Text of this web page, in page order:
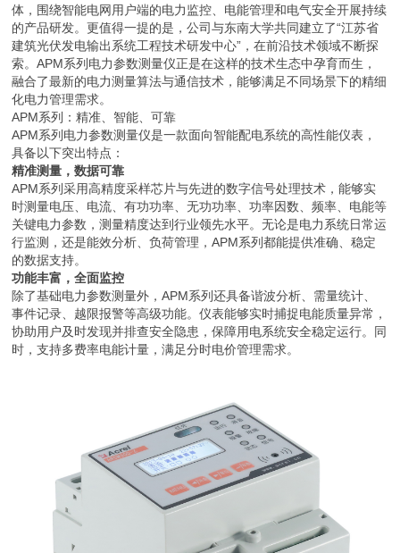
体，围绕智能电网用户端的电力监控、电能管理和电气安全开展持续
的产品研发。更值得一提的是，公司与东南大学共同建立了“江苏省
建筑光伏发电输出系统工程技术研发中心”，在前沿技术领域不断探
索。APM系列电力参数测量仪正是在这样的技术生态中孕育而生，
融合了最新的电力测量算法与通信技术，能够满足不同场景下的精细
化电力管理需求。
APM系列：精准、智能、可靠
APM系列电力参数测量仪是一款面向智能配电系统的高性能仪表，
具备以下突出特点：
精准测量，数据可靠
APM系列采用高精度采样芯片与先进的数字信号处理技术，能够实
时测量电压、电流、有功功率、无功功率、功率因数、频率、电能等
关键电力参数，测量精度达到行业领先水平。无论是电力系统日常运
行监测，还是能效分析、负荷管理，APM系列都能提供准确、稳定
的数据支持。
功能丰富，全面监控
除了基础电力参数测量外，APM系列还具备谐波分析、需量统计、
事件记录、越限报警等高级功能。仪表能够实时捕捉电能质量异常，
协助用户及时发现并排查安全隐患，保障用电系统安全稳定运行。同
时，支持多费率电能计量，满足分时电价管理需求。